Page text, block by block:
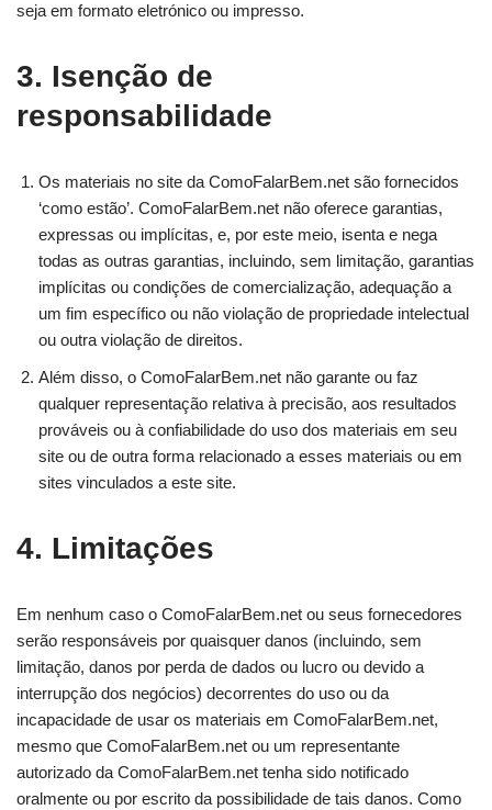
seja em formato eletrónico ou impresso.
3. Isenção de
responsabilidade
Os materiais no site da ComoFalarBem.net são fornecidos
‘como estão’. ComoFalarBem.net não oferece garantias,
expressas ou implícitas, e, por este meio, isenta e nega
todas as outras garantias, incluindo, sem limitação, garantias
implícitas ou condições de comercialização, adequação a
um fim específico ou não violação de propriedade intelectual
ou outra violação de direitos.
Além disso, o ComoFalarBem.net não garante ou faz
qualquer representação relativa à precisão, aos resultados
prováveis ​​ou à confiabilidade do uso dos materiais em seu
site ou de outra forma relacionado a esses materiais ou em
sites vinculados a este site.
4. Limitações
Em nenhum caso o ComoFalarBem.net ou seus fornecedores
serão responsáveis ​​por quaisquer danos (incluindo, sem
limitação, danos por perda de dados ou lucro ou devido a
interrupção dos negócios) decorrentes do uso ou da
incapacidade de usar os materiais em ComoFalarBem.net,
mesmo que ComoFalarBem.net ou um representante
autorizado da ComoFalarBem.net tenha sido notificado
oralmente ou por escrito da possibilidade de tais danos. Como